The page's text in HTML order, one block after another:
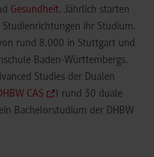
Gesundheit. Jährlich starten
ihr Studium.
rund 8.000 in Stuttgart und
Baden-Württembergs.
Studies der Dualen
CAS
) rund 30 duale
Bachelorstudium der DHBW